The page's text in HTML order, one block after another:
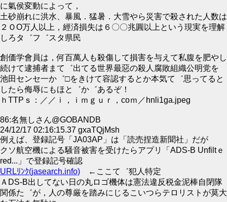
に氣侯変動によって，
土砂崩れに洪水、暴風．猛暑．大雪やら災害で殺された人数は
２ＯО万人以上，經済損失は６〇〇兆圓以上という現実を理解
しろタ゛フ゛スタ県民
創価学會員は，何百萬人も殺傷して損害を与えて私腹を肥やし
続けて逮捕者まて゛出てる世界最惡の殺人腐敗組織公明党を
池田センセ一か゛□をきけて容認するとか本気て゛思ってると
したら侮辱にもほと゛か゛あるぞ！
ｈΤТРｓ：／／ｉ，ｉｍｇｕｒ，соｍ／hnli1ga.jpeg
86:名無しさん@GOBANDB
24/12/17 02:16:15.37 gxaTQjMsh
例えば、登録記号「JA03АP」は「読売捏造新聞社」だが
クソ航空機による騒音被害を受けたらアプリ「ADS-B Unfiltｅ
red...」で登録記号確認
URLﾘﾝｸ(jasearch.info) ←ここて゛犯人特定
ＡDS-B出してない日の丸ロゴ機体は憲法違反税金泥棒自閉隊
関係た゛が，人の尊厳を踏みにじるこいつらテロリストが莫大